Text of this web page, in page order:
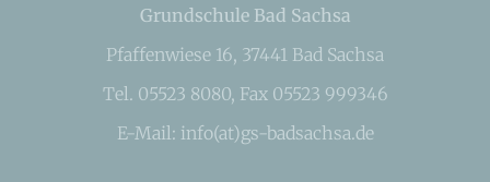
Grundschule Bad Sachsa
Pfaffenwiese 16, 37441 Bad Sachsa
Tel. 05523 8080, Fax 05523 999346
E-Mail: info(at)gs-badsachsa.de